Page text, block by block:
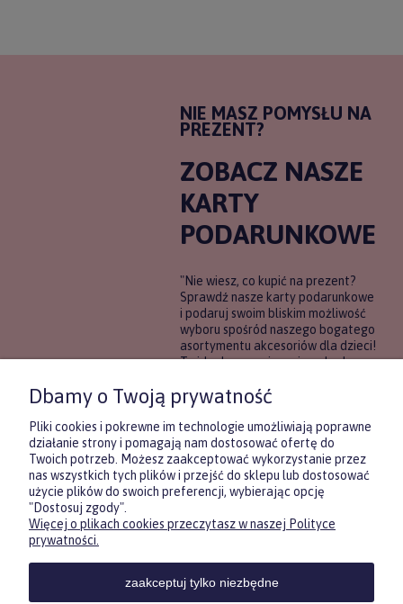
NIE MASZ POMYSŁU NA
PREZENT?
ZOBACZ NASZE
KARTY
PODARUNKOWE
"Nie wiesz, co kupić na prezent?
Sprawdź nasze karty podarunkowe
i podaruj swoim bliskim możliwość
wyboru spośród naszego bogatego
asortymentu akcesoriów dla dzieci!
To idealne rozwiązanie, gdy chcesz
pewności, co będzie najbardziej
trafione.
DOWIEDZ SIĘ WIĘCEJ
Zasubskrybuj nasz newsletter
i otrzymaj5% rabatu na pierwszyzakup.
Dbamy o Twoją prywatność
Pliki cookies i pokrewne im technologie umożliwiają poprawne
działanie strony i pomagają nam dostosować ofertę do
Twoich potrzeb. Możesz zaakceptować wykorzystanie przez
nas wszystkich tych plików i przejść do sklepu lub dostosować
użycie plików do swoich preferencji, wybierając opcję
"Dostosuj zgody".
Więcej o plikach cookies przeczytasz w naszej Polityce
prywatności.
zaakceptuj tylko niezbędne